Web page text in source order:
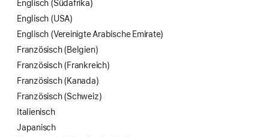
Englisch (Südafrika)
Englisch (USA)
Englisch (Vereinigte Arabische Emirate)
Französisch (Belgien)
Französisch (Frankreich)
Französisch (Kanada)
Französisch (Schweiz)
Italienisch
Japanisch